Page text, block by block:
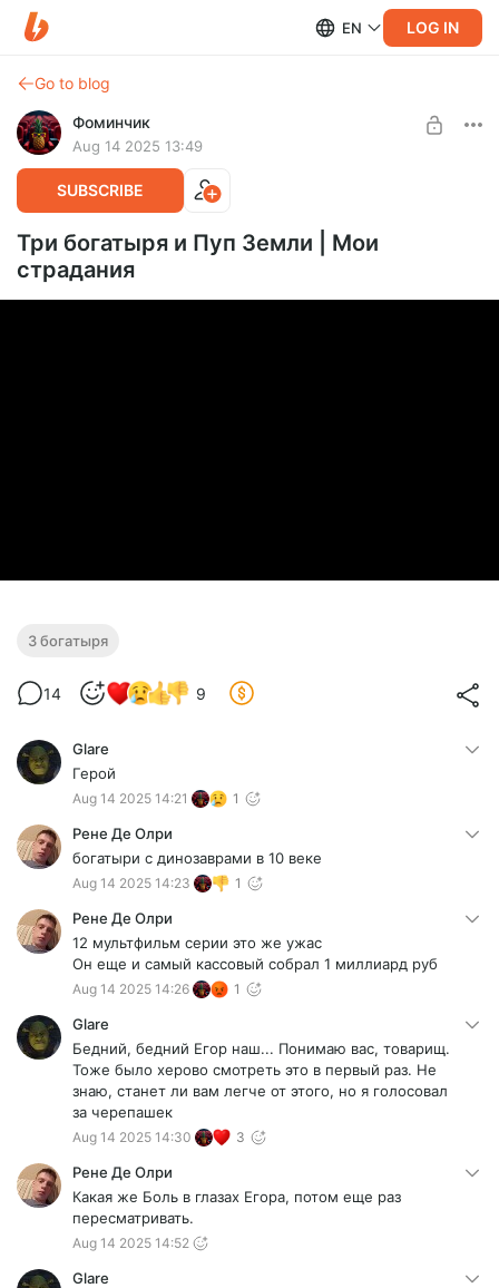
EN LOG IN
Go to blog
Фоминчик
Aug 14 2025 13:49
SUBSCRIBE
Три богатыря и Пуп Земли | Мои
страдания
3 богатыря
14 9
Glare
Герой
Aug 14 2025 14:21 1
Рене Де Олри
богатыри с динозаврами в 10 веке
Aug 14 2025 14:23 1
Рене Де Олри
12 мультфильм серии это же ужас
Он еще и самый кассовый собрал 1 миллиард руб
Aug 14 2025 14:26 1
Glare
Бедний, бедний Егор наш... Понимаю вас, товарищ.
Тоже было херово смотреть это в первый раз. Не
знаю, станет ли вам легче от этого, но я голосовал
за черепашек
Aug 14 2025 14:30 3
Рене Де Олри
Какая же Боль в глазах Егора, потом еще раз
пересматривать.
Aug 14 2025 14:52
Glare